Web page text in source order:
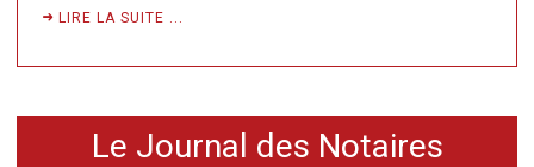
LIRE LA SUITE ...
Le Journal des Notaires